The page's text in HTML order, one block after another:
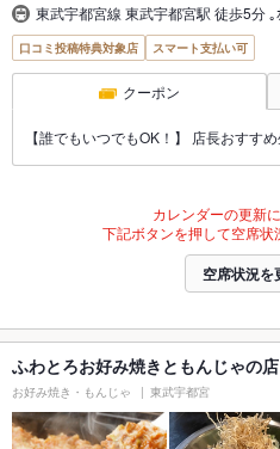
東武宇都宮線 東武宇都宮駅 徒歩5分 ｡
口コミ投稿特典対象店 スマート支払い可
クーポン
【誰でもいつでもOK！】 店長おすす
カレンダーの更新
下記ボタンを押して空席状
空席状況を
ふわとろお好み焼きともんじゃ
お好み焼き・もんじゃ 東武宇都宮